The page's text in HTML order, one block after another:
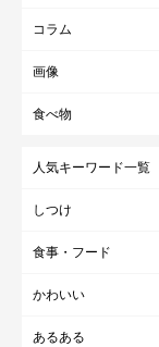
コラム
画像
食べ物
人気キーワード一覧
しつけ
食事・フード
かわいい
あるある